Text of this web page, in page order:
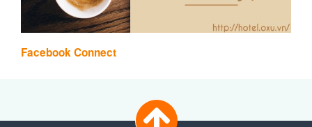
Facebook Connect